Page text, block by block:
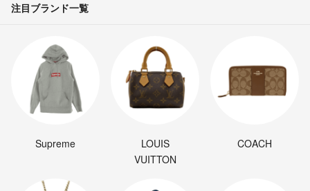
注目ブランド一覧
Supreme
LOUIS
VUITTON
COACH